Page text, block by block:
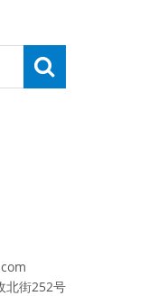
北街252号